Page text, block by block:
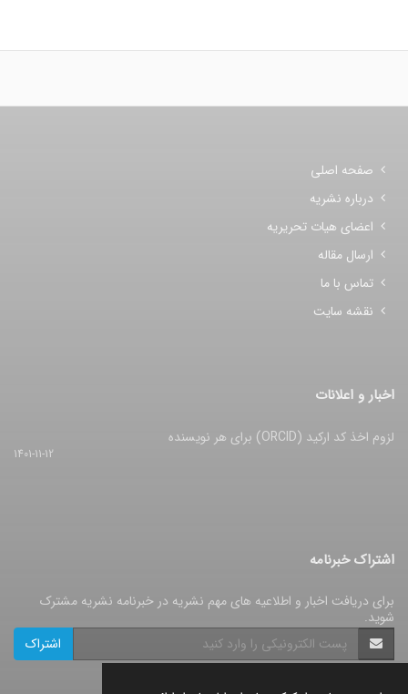
صفحه اصلی
درباره نشریه
اعضای هیات تحریریه
ارسال مقاله
تماس با ما
نقشه سایت
اخبار و اعلانات
لزوم اخذ کد ارکید (ORCID) برای هر نویسنده
1401-11-12
اشتراک خبرنامه
برای دریافت اخبار و اطلاعیه های مهم نشریه در خبرنامه نشریه مشترک
شوید.
اشتراک